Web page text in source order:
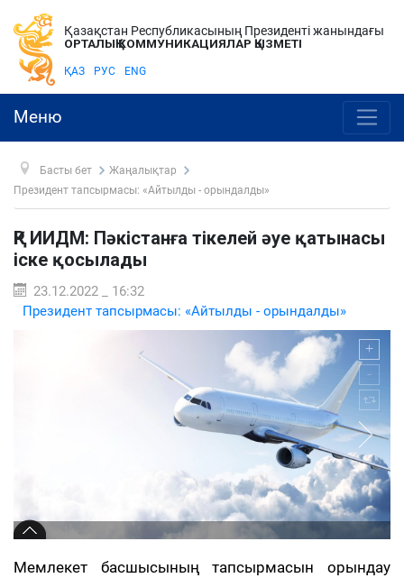
Қазақстан Республикасының Президенті жанындағы
ОРТАЛЫҚ КОММУНИКАЦИЯЛАР ҚЫЗМЕТІ
ҚАЗ РУС ENG
Меню
Басты бет
Жаңалықтар
Президент тапсырмасы: «Айтылды - орындалды»
ҚР ИИДМ: Пәкістанға тікелей әуе қатынасы
іске қосылады
23.12.2022 _ 16:32
Президент тапсырмасы: «Айтылды - орындалды»
Мемлекет басшысының тапсырмасын орындау